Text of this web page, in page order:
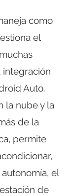
como
el
integración
Auto.
la nube y la
de la
permite
el
de